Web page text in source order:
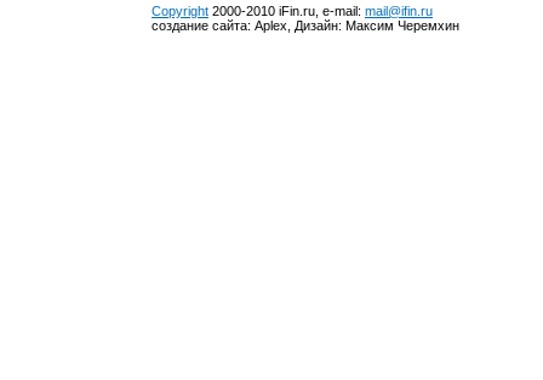
Copyright 2000-2010 iFin.ru, e-mail: mail@ifin.ru
создание сайта: Aplex, Дизайн: Максим Черемхин